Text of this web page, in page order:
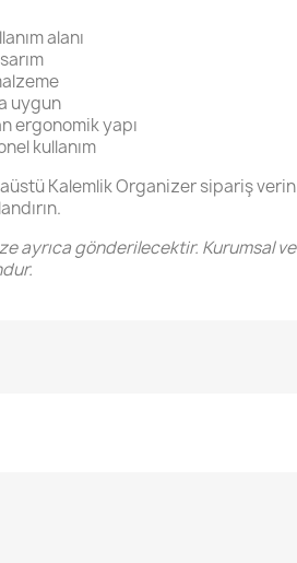
alanı
uygun
ergonomik yapı
kullanım
Kalemlik Organizer sipariş verin
ayrıca gönderilecektir. Kurumsal ve